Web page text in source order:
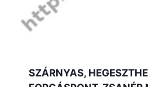
SZÁRNYAS,